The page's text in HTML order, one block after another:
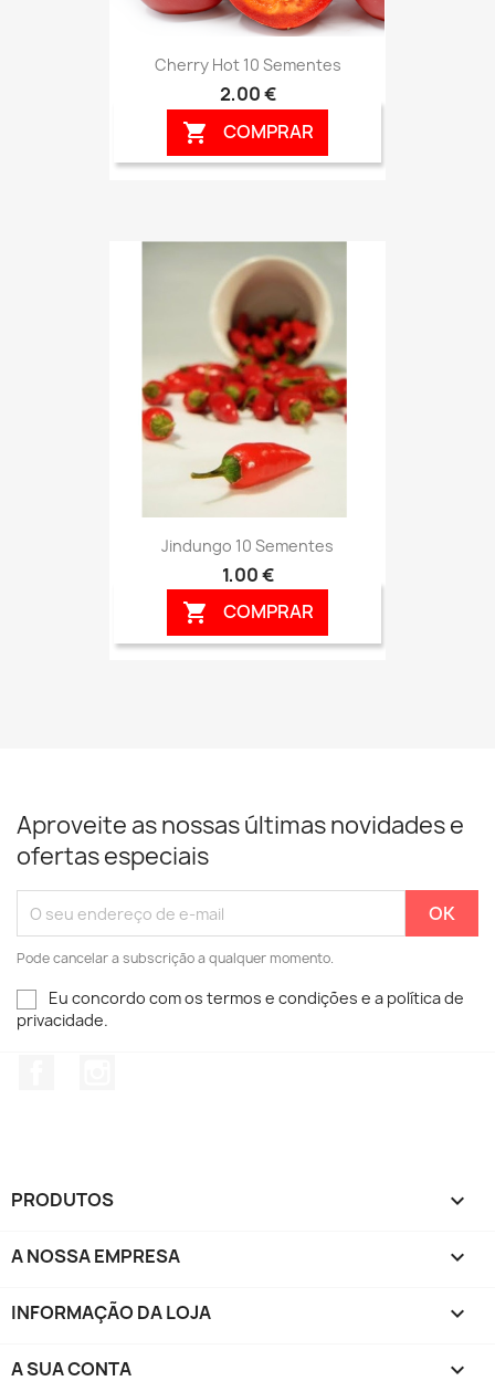
Cherry Hot 10 Sementes
2,00 €
 COMPRAR
Jindungo 10 Sementes
1,00 €
 COMPRAR
Aproveite as nossas últimas novidades e
ofertas especiais
Pode cancelar a subscrição a qualquer momento.
Eu concordo com os termos e condições e a política de
privacidade.
PRODUTOS 
A NOSSA EMPRESA 
INFORMAÇÃO DA LOJA keyboard_arrow_down
A SUA CONTA 